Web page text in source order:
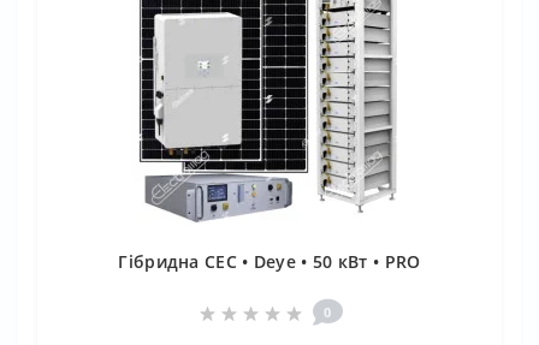
Гібридна СЕС • Deye • 50 кВт • PRO
0